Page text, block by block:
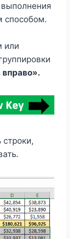
способом.
или
вправо».